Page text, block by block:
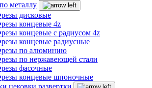
металлу
дисковые
концевые 4z
концевые с радиусом 4z
концевые радиусные
по алюминию
по нержавеющей стали
фасочные
концевые шпоночные
цековки развертки